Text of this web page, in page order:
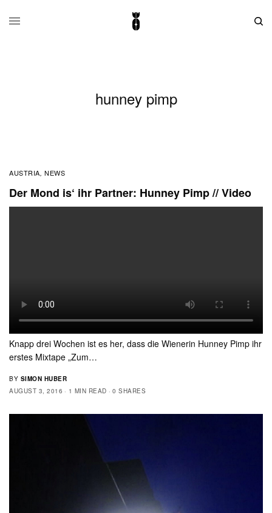
hunney pimp
AUSTRIA, NEWS
Der Mond is‘ ihr Partner: Hunney Pimp // Video
Knapp drei Wochen ist es her, dass die Wienerin Hunney Pimp ihr
erstes Mixtape „Zum…
BY SIMON HUBER
AUGUST 3, 2016
1 MIN READ 0 SHARES